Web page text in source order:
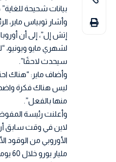
بيانات شحيحة للغاية”
وأشار توبياس ماير،
إتش إل”، إلى أن
لشهري مايو ويونيو،
سيحدث لاحقًا”.
وأضاف ماير: “هناك
ليس هناك فكرة
منها بالفعل”.
وأعلنت رئيسة
لاين في وقت سابق أن
مليار يورو خلال 60 يوما من الأزمة الإيرانية.